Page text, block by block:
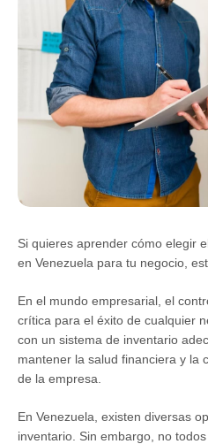
Si quieres aprender cómo elegir
en Venezuela para tu negocio,
En el mundo empresarial, el
crítica para el éxito de cualquier
con un sistema de inventario
mantener la salud financiera y la
de la empresa.
En Venezuela, existen diversas
inventario. Sin embargo, no